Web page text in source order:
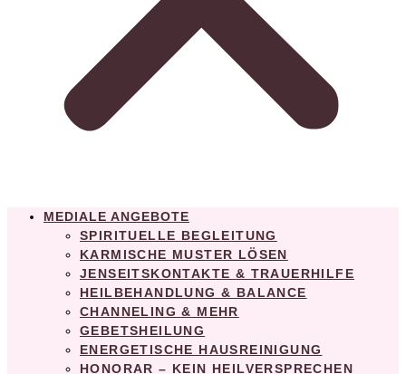
MEDIALE ANGEBOTE
SPIRITUELLE BEGLEITUNG
KARMISCHE MUSTER LÖSEN
JENSEITSKONTAKTE & TRAUERHILFE
HEILBEHANDLUNG & BALANCE
CHANNELING & MEHR
GEBETSHEILUNG
ENERGETISCHE HAUSREINIGUNG
HONORAR – KEIN HEILVERSPRECHEN